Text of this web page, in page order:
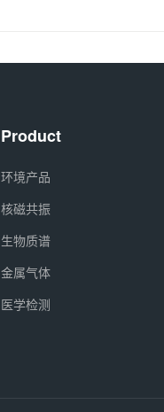
Product
环境产品
核磁共振
生物质谱
金属气体
医学检测